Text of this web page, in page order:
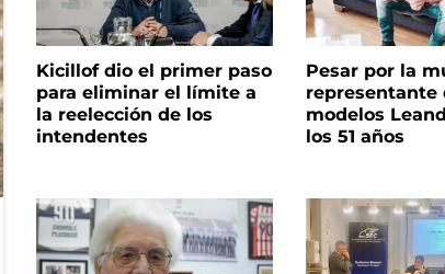
Kicillof dio el primer paso
para eliminar el límite a
la reelección de los
intendentes
Pesar por la
representante
modelos
los 51 años